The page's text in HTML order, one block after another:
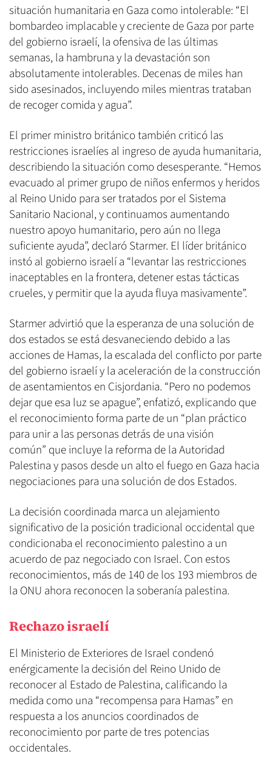
situación humanitaria en Gaza como intolerable: “El
bombardeo implacable y creciente de Gaza por parte
del gobierno israelí, la ofensiva de las últimas
semanas, la hambruna y la devastación son
absolutamente intolerables. Decenas de miles han
sido asesinados, incluyendo miles mientras trataban
de recoger comida y agua”.
El primer ministro británico también criticó las
restricciones israelíes al ingreso de ayuda humanitaria,
describiendo la situación como desesperante. “Hemos
evacuado al primer grupo de niños enfermos y heridos
al Reino Unido para ser tratados por el Sistema
Sanitario Nacional, y continuamos aumentando
nuestro apoyo humanitario, pero aún no llega
suficiente ayuda”, declaró Starmer. El líder británico
instó al gobierno israelí a “levantar las restricciones
inaceptables en la frontera, detener estas tácticas
crueles, y permitir que la ayuda fluya masivamente”.
Starmer advirtió que la esperanza de una solución de
dos estados se está desvaneciendo debido a las
acciones de Hamas, la escalada del conflicto por parte
del gobierno israelí y la aceleración de la construcción
de asentamientos en Cisjordania. “Pero no podemos
dejar que esa luz se apague”, enfatizó, explicando que
el reconocimiento forma parte de un “plan práctico
para unir a las personas detrás de una visión
común” que incluye la reforma de la Autoridad
Palestina y pasos desde un alto el fuego en Gaza hacia
negociaciones para una solución de dos Estados.
La decisión coordinada marca un alejamiento
significativo de la posición tradicional occidental que
condicionaba el reconocimiento palestino a un
acuerdo de paz negociado con Israel. Con estos
reconocimientos, más de 140 de los 193 miembros de
la ONU ahora reconocen la soberanía palestina.
Rechazo israelí
El Ministerio de Exteriores de Israel condenó
enérgicamente la decisión del Reino Unido de
reconocer al Estado de Palestina, calificando la
medida como una “recompensa para Hamas” en
respuesta a los anuncios coordinados de
reconocimiento por parte de tres potencias
occidentales.